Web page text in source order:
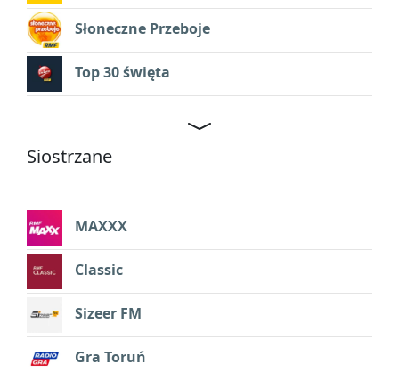
Słoneczne Przeboje
Top 30 święta
Siostrzane
MAXXX
Classic
Sizeer FM
Gra Toruń